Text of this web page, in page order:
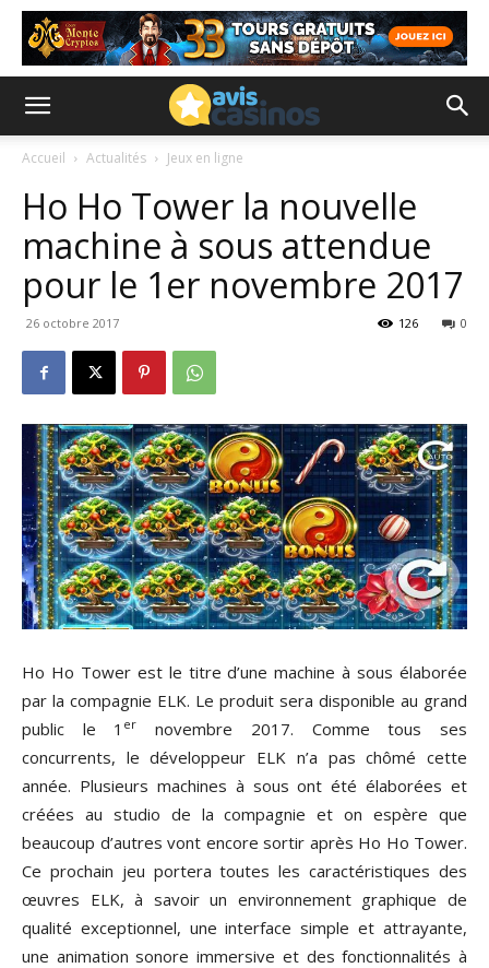
Accueil Actualités Jeux en ligne
Ho Ho Tower la nouvelle
machine à sous attendue
pour le 1er novembre 2017
26 octobre 2017 0
126
Ho Ho Tower est le titre d’une machine à sous élaborée
par la compagnie ELK. Le produit sera disponible au grand
public le 1 er
novembre 2017. Comme tous ses
concurrents, le développeur ELK n’a pas chômé cette
année. Plusieurs machines à sous ont été élaborées et
créées au studio de la compagnie et on espère que
beaucoup d’autres vont encore sortir après Ho Ho Tower.
Ce prochain jeu portera toutes les caractéristiques des
œuvres ELK, à savoir un environnement graphique de
qualité exceptionnel, une interface simple et attrayante,
une animation sonore immersive et des fonctionnalités à